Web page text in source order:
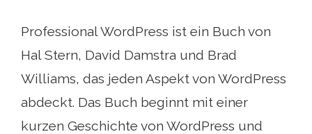
Professional WordPress ist ein Buch von
Hal Stern, David Damstra und Brad
Williams, das jeden Aspekt von WordPress
abdeckt. Das Buch beginnt mit einer
kurzen Geschichte von WordPress und